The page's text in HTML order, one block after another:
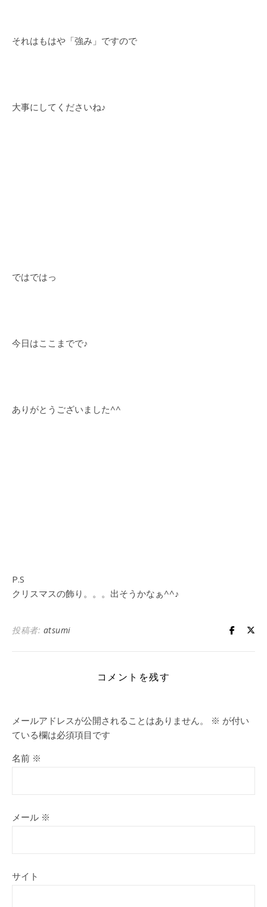
それはもはや「強み」ですので
大事にしてくださいね♪
ではではっ
今日はここまでで♪
ありがとうございました^^
P.S
クリスマスの飾り。。。出そうかなぁ^^♪
投稿者: atsumi
コメントを残す
メールアドレスが公開されることはありません。 ※ が付い
ている欄は必須項目です
名前 ※
メール ※
サイト